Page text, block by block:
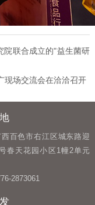
院联合成立的"益生菌研
现场交流会在洽洽召开
百色市右江区城东路迎
春天花园小区1幢2单元
2873061